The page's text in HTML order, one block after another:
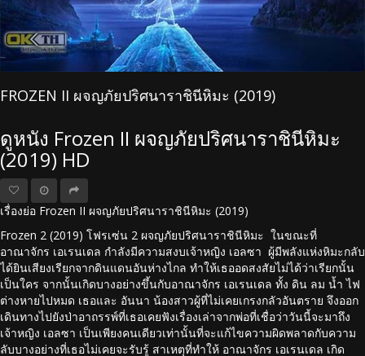
FROZEN II ผจญภัยปริศนาราชินีหิมะ (2019)
ดูหนัง Frozen II ผจญภัยปริศนาราชินีหิมะ
(2019) HD
เรื่องย่อ Frozen II ผจญภัยปริศนาราชินีหิมะ (2019)
Frozen 2 (2019) โฟรเซ่น 2 ผจญภัยปริศนาราชินีหิมะ ในขณะที่
อาณาจักร เอเรนเดล กำลังมีความสงบเจ้าหญิง เอลซา ผู้มีพลังแห่งหิมะกลับ
ได้ยินเสียงเรียกจากดินแดนอันห่างไกล ทำให้เธออดสงสัยไม่ได้ว่าเรียกนั้น
เป็นใคร จากนั้นเกิดบางอย่างขึ้นกับอาณาจักร เอเรนเดล ทั้ง ดิน ลม น้ำ ไฟ
ต่างหายไปหมด เธอและ อันนา น้องสาวผู้ที่ไม่เคยเกรงกลัวอันตราย จึงออก
เดินทางไปยังป่าอาถรรพ์ที่เธอเคยฟังเรื่องเล่าจากพ่อที่เชื่อว่าวันนี้จะมาถึง
เจ้าหญิง เอลซา เป็นเพียงคนเดียวเท่านั้นที่จะแก้ไขความผิดพลาดกับความ
ลับบางอย่างที่เธอไม่เคยจะรับรู้ สาเหตุที่ทำให้ อาณาจักร เอเรนเดล เกิด